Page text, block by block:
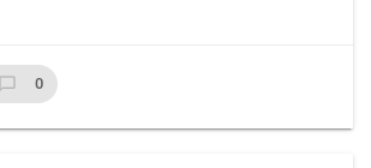
chat_bubble_outline 0